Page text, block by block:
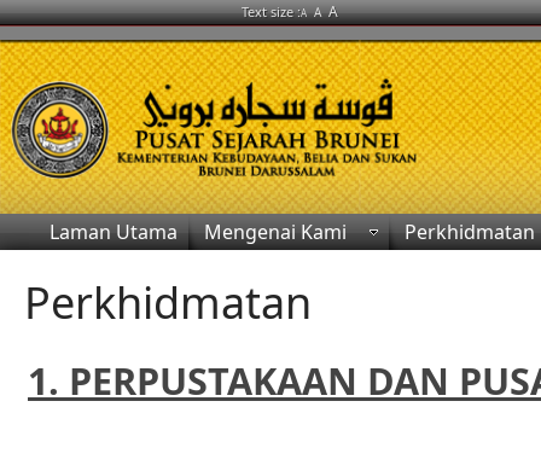
Text size :A A A
Laman Utama Mengenai Kami Perkhidmatan
Perkhidmatan
1. PERPUSTAKAAN DAN